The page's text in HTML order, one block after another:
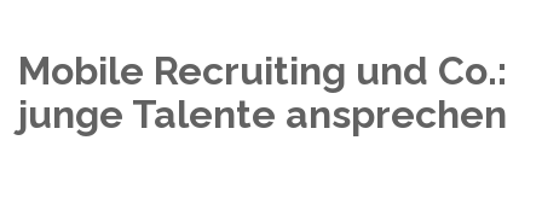
Mobile Recruiting und Co.:
junge Talente ansprechen